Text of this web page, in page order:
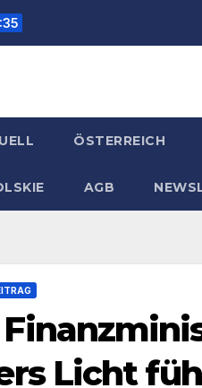
ÖSTERREICH
AGB
Licht